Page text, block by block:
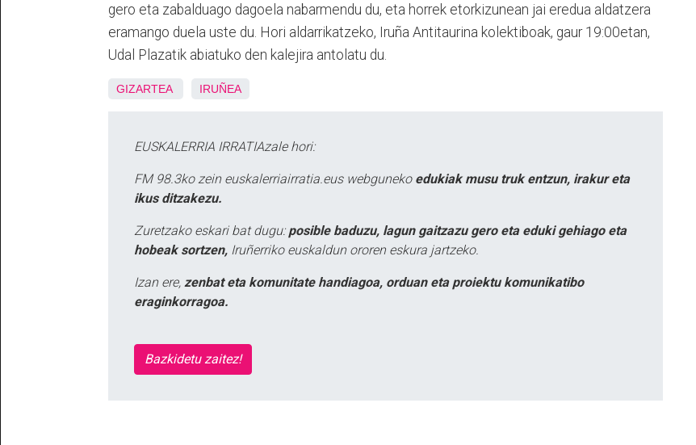
gero eta zabalduago dagoela nabarmendu du, eta horrek etorkizunean jai eredua aldatzera
eramango duela uste du. Hori aldarrikatzeko, Iruña Antitaurina kolektiboak, gaur 19:00etan,
Udal Plazatik abiatuko den kalejira antolatu du.
GIZARTEA IRUÑEA
EUSKALERRIA IRRATIAzale hori:
FM 98.3ko zein euskalerriairratia.eus webguneko edukiak musu truk entzun, irakur eta
ikus ditzakezu.
Zuretzako eskari bat dugu: posible baduzu, lagun gaitzazu gero eta eduki gehiago eta
hobeak sortzen, Iruñerriko euskaldun ororen eskura jartzeko.
Izan ere, zenbat eta komunitate handiagoa, orduan eta proiektu komunikatibo
eraginkorragoa.
Bazkidetu zaitez!